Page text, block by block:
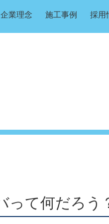
企業理念 施工事例 採用
って何だろう